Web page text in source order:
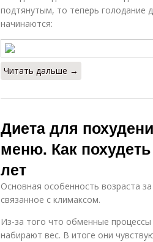
подтянутым, то теперь голодание
начинаются:
Читать дальше →
Диета для
меню. Как
лет
Основная особенность возраста
связанное с климаксом.
Из-за того что обменные
набирают вес. В итоге они